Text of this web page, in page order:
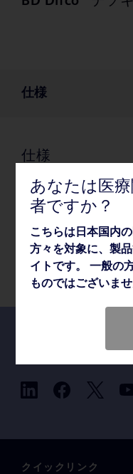
仕様
仕様
保管/取り扱い
製品基本仕様
クイックリンク
あなたは医
者ですか？
こちらは日本国内
方々を対象に、製
イトです。 一般の
ものではございま